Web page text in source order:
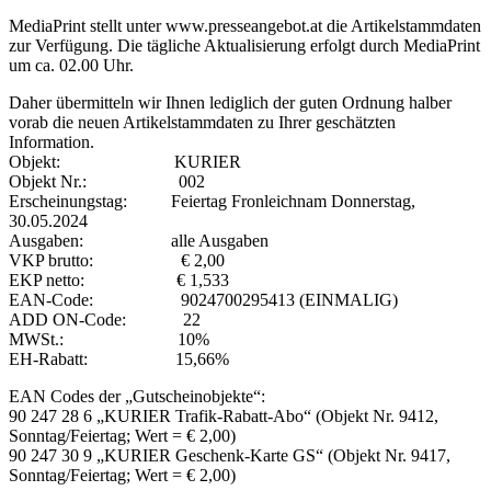
MediaPrint stellt unter www.presseangebot.at die Artikelstammdaten
zur Verfügung. Die tägliche Aktualisierung erfolgt durch MediaPrint
um ca. 02.00 Uhr.
Daher übermitteln wir Ihnen lediglich der guten Ordnung halber
vorab die neuen Artikelstammdaten zu Ihrer geschätzten
Information.
Objekt: KURIER
Objekt Nr.: 002
Erscheinungstag: Feiertag Fronleichnam Donnerstag,
30.05.2024
Ausgaben: alle Ausgaben
VKP brutto: € 2,00
EKP netto: € 1,533
EAN-Code: 9024700295413 (EINMALIG)
ADD ON-Code: 22
MWSt.: 10%
EH-Rabatt: 15,66%
EAN Codes der „Gutscheinobjekte“:
90 247 28 6 „KURIER Trafik-Rabatt-Abo“ (Objekt Nr. 9412,
Sonntag/Feiertag; Wert = € 2,00)
90 247 30 9 „KURIER Geschenk-Karte GS“ (Objekt Nr. 9417,
Sonntag/Feiertag; Wert = € 2,00)